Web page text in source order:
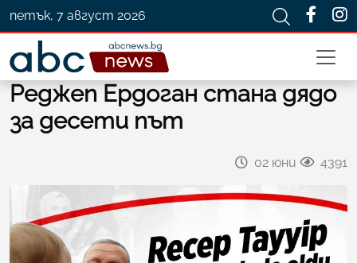
петък, 7 август 2026
Реджеп Ердоган стана дядо
за десети път
02 юни 4391